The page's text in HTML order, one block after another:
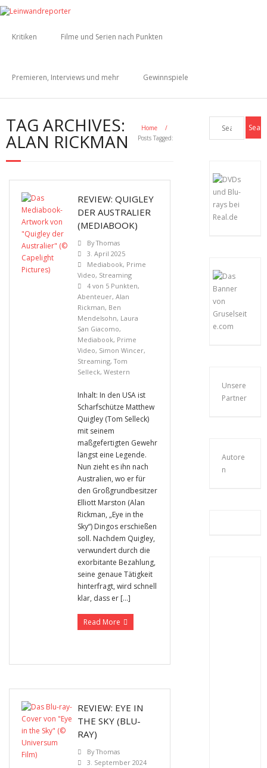
Kritiken Filme und Serien nach Punkten
Premieren, Interviews und mehr Gewinnspiele
TAG ARCHIVES:
ALAN RICKMAN
Home
/
Posts Tagged:
REVIEW: QUIGLEY
DER AUSTRALIER
(MEDIABOOK)
ByThomas
3. April 2025
Mediabook, Prime
Video, Streaming
4 von 5 Punkten,
Abenteuer, Alan
Rickman, Ben
Mendelsohn, Laura
San Giacomo,
Mediabook, Prime
Video, Simon Wincer,
Streaming,Tom
Selleck, Western
Inhalt: In den USA ist
Scharfschütze Matthew
Quigley (Tom Selleck)
mit seinem
maßgefertigten Gewehr
längst eine Legende.
Nun zieht es ihn nach
Australien, wo er für
den Großgrundbesitzer
Elliott Marston (Alan
Rickman, „Eye in the
Sky“) Dingos erschießen
soll. Nachdem Quigley,
verwundert durch die
exorbitante Bezahlung,
seine genaue Tätigkeit
hinterfragt, wird schnell
klar, dass er […]
Read More
REVIEW: EYE IN
THE SKY (BLU-
RAY)
ByThomas
3. September 2024
Unsere
Partner
Autore
n